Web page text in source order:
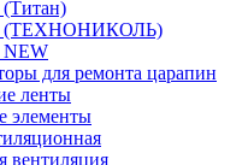
(Титан)
(ТЕХНОНИКОЛЬ)
NEW
для ремонта царапин
ленты
элементы
вентиляция